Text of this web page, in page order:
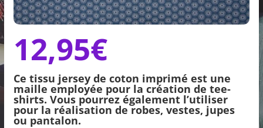
12,95€
Ce tissu jersey de coton imprimé est une
maille employée pour la création de tee-
shirts. Vous pourrez également l’utiliser
pour la réalisation de robes, vestes, jupes
ou pantalon.